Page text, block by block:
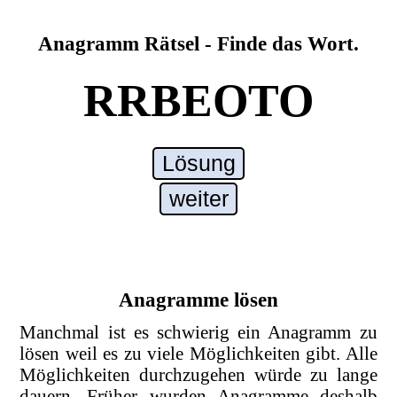
Anagramm Rätsel - Finde das Wort.
RRBEOTO
Lösung
weiter
Anagramme lösen
Manchmal ist es schwierig ein Anagramm zu
lösen weil es zu viele Möglichkeiten gibt. Alle
Möglichkeiten durchzugehen würde zu lange